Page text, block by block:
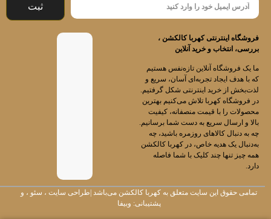
ثبت
فروشگاه اینترنتی کهربا کالکشن ،
بررسی، انتخاب و خرید آنلاین
ما یک فروشگاه آنلاین تازه‌نفس هستیم
که با هدف ایجاد تجربه‌ای آسان، سریع و
لذت‌بخش از خرید اینترنتی شکل گرفتیم.
در فروشگاه کهربا تلاش می‌کنیم بهترین
محصولات را با قیمت منصفانه، کیفیت
بالا و ارسال سریع به دست شما برسانیم.
چه به دنبال کالاهای روزمره باشید، چه
به‌دنبال یک هدیه خاص، در کهربا کالکشن
همه چیز تنها چند کلیک با شما فاصله
دارد.
تمامی حقوق این سایت متعلق به کهربا کالکشن می‌باشد | طراحی سایت، سئو ، و
پشتیبانی: وبیفا